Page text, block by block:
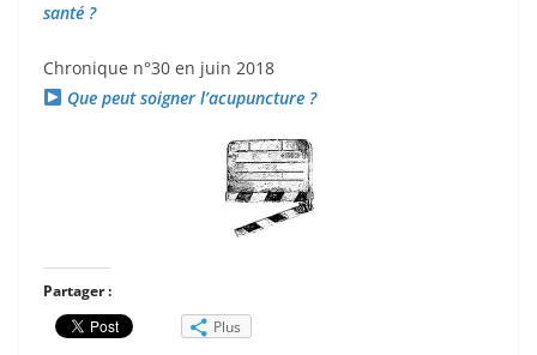
santé ?
Chronique n°30 en juin 2018
Que peut soigner l’acupuncture ?
Partager :
Plus